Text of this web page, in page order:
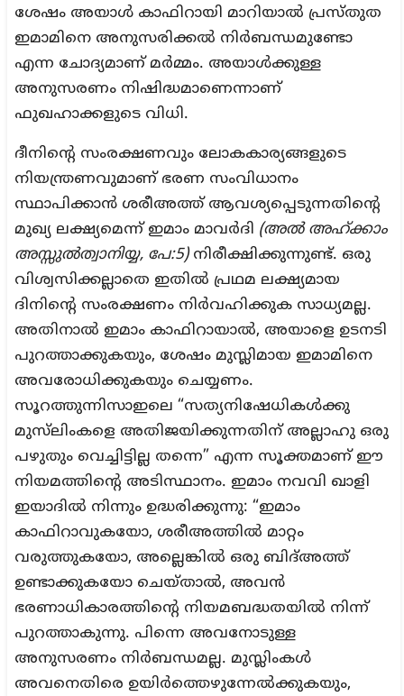
ശേഷം അയാൾ കാഫിറായി മാറിയാൽ പ്രസ്തുത
ഇമാമിനെ അനുസരിക്കൽ നിർബന്ധമുണ്ടോ
എന്ന ചോദ്യമാണ് മർമ്മം. അയാൾക്കുള്ള
അനുസരണം നിഷിദ്ധമാണെന്നാണ്
ഫുഖഹാക്കളുടെ വിധി.
ദീനിന്റെ സംരക്ഷണവും ലോകകാര്യങ്ങളുടെ
നിയന്ത്രണവുമാണ് ഭരണ സംവിധാനം
സ്ഥാപിക്കാൻ ശരീഅത്ത് ആവശ്യപ്പെടുന്നതിന്റെ
മുഖ്യ ലക്ഷ്യമെന്ന് ഇമാം മാവർദി (അൽ അഹ്ക്കാം
അസ്സുൽത്വാനിയ്യ, പേ:5)നിരീക്ഷിക്കുന്നുണ്ട്. ഒരു
വിശ്വസിക്കല്ലാതെ ഇതിൽ പ്രഥമ ലക്ഷ്യമായ
ദിനിന്റെ സംരക്ഷണം നിർവഹിക്കുക സാധ്യമല്ല.
അതിനാൽ ഇമാം കാഫിറായാൽ, അയാളെ ഉടനടി
പുറത്താക്കുകയും, ശേഷം ‏മുസ്ലിമായ ഇമാമിനെ
അവരോധിക്കുകയും ചെയ്യണം.
സൂറത്തുന്നിസാഇലെ “സത്യനിഷേധികള്‍ക്കു
മുസ്‌ലിംകളെ അതിജയിക്കുന്നതിന് അല്ലാഹു ഒരു
പഴുതും വെച്ചിട്ടില്ല തന്നെ” എന്ന സൂക്തമാണ് ഈ
നിയമത്തിന്റെ അടിസ്ഥാനം. ഇമാം നവവി ഖാളി
ഇയാദിൽ നിന്നും ഉദ്ധരിക്കുന്നു: “ഇമാം
കാഫിറാവുകയോ, ശരീഅത്തിൽ മാറ്റം
വരുത്തുകയോ, അല്ലെങ്കിൽ ഒരു ബിദ്‌അത്ത്
ഉണ്ടാക്കുകയോ ചെയ്താൽ, അവൻ
ഭരണാധികാരത്തിന്റെ നിയമബദ്ധതയിൽ നിന്ന്
പുറത്താകുന്നു. പിന്നെ അവനോടുള്ള
അനുസരണം നിർബന്ധമല്ല. മുസ്ലിംകൾ
അവനെതിരെ ഉയിർത്തെഴുന്നേൽക്കുകയും,